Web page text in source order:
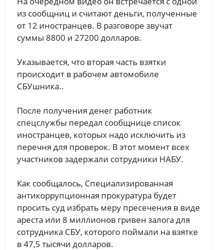
из сообщниц и считают деньги, полученные
от 12 иностранцев. В разговоре звучат
суммы 8800 и 27200 долларов.
Указывается, что вторая часть взятки
происходит в рабочем автомобиле
СБУшника..
После получения денег работник
спецслужбы передал сообщнице список
иностранцев, которых надо исключить из
перечня для проверок. В этот момент всех
участников задержали сотрудники НАБУ.
Как сообщалось, Специализированная
антикоррупционная прокуратура будет
просить суд избрать меру пресечения в виде
ареста или 8 миллионов гривен залога для
сотрудника СБУ, которого поймали на взятке
в 47,5 тысячи долларов.